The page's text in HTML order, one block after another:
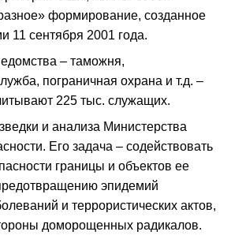
формирование, созданное
11 сентября 2001 года.
– таможня,
пограничная охрана и т.д. –
225 тыс. служащих.
и анализа Министерства
Его задача – содействовать
границы и объектов ее
эпидемий
и террористических актов,
доморощенных радикалов.